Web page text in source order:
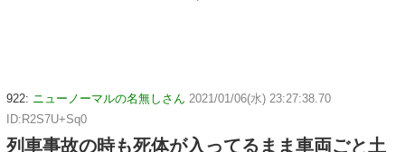
922: ニューノーマルの名無しさん 2021/01/06(水) 23:27:38.70
ID:R2S7U+Sq0
列車事故の時も死体が入ってるまま車両ごと土